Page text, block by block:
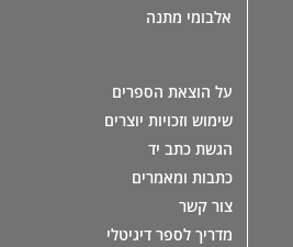
אלבומי מתנה
על הוצאת הספרים
שימוש וזכויות יוצרים
הגשת כתב יד
כתבות ומאמרים
צור קשר
מדריך לספר דיגיטלי